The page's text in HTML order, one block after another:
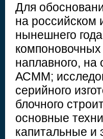
Для
на
нынешнего
наплавного,
АСММ;
серийного
блочного
основные
капитальные и